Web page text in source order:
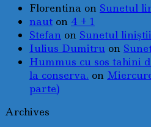
Florentina on Sunetul
naut on 4 + 1
Stefan on Sunetul liniştii
Iulius Dumitru on
Hummus cu sos tahini
la conserva. on
parte)
Archives